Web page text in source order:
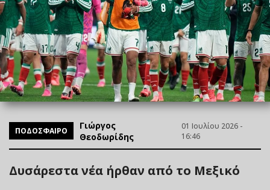
ΠΟΔΟΣΦΑΙΡΟ
Γιώργος
Θεοδωρίδης
01 Ιουλίου 2026 -
16:46
Δυσάρεστα νέα ήρθαν από το Μεξικό